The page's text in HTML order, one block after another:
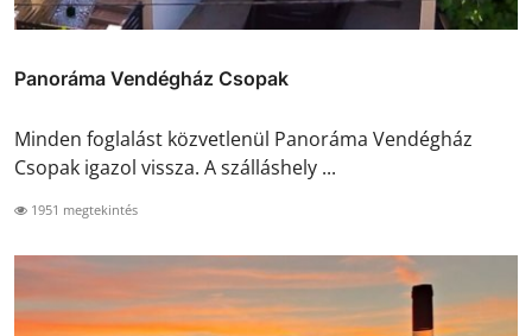
Panoráma Vendégház Csopak
Minden foglalást közvetlenül Panoráma Vendégház
Csopak igazol vissza. A szálláshely ...
1951 megtekintés